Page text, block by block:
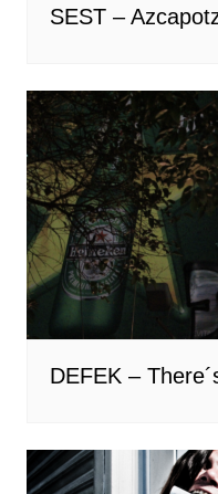
SEST –
DEFEK –